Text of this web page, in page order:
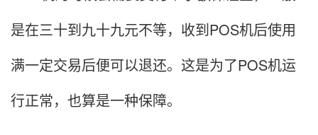
是在三十到九十九元不等，收到POS机后使用
满一定交易后便可以退还。这是为了POS机运
行正常，也算是一种保障。